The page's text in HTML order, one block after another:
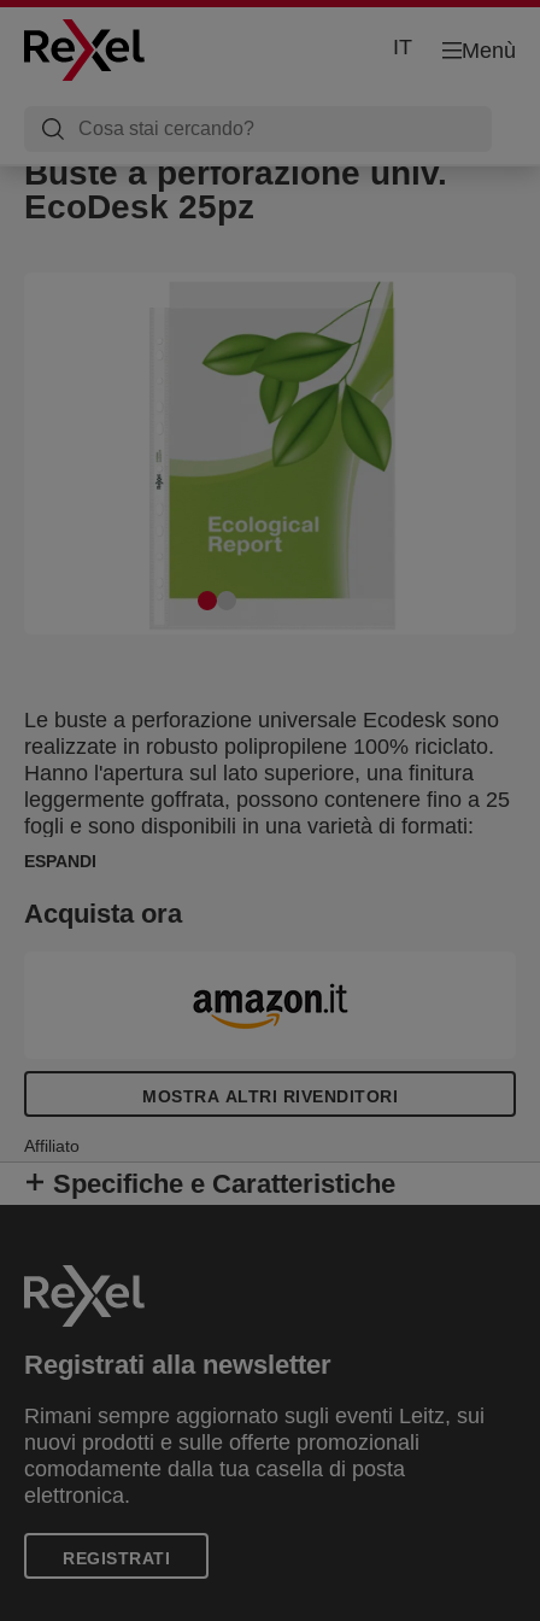
Menù
IT
Buste a perforazione univ.
EcoDesk 25pz
Le buste a perforazione universale Ecodesk sono
realizzate in robusto polipropilene 100% riciclato.
Hanno l'apertura sul lato superiore, una finitura
leggermente goffrata, possono contenere fino a 25
fogli e sono disponibili in una varietà di formati:
dall'A5 all'A3. Il lato della perforazione è rinforzato
riciclabili, sono la scelta ideale per un'archiviazione
sicura che tutela l'ambiente!
ESPANDI
Acquista ora
MOSTRA ALTRI RIVENDITORI
Affiliato
Specifiche e Caratteristiche
Registrati alla newsletter
Rimani sempre aggiornato sugli eventi Leitz, sui
nuovi prodotti e sulle offerte promozionali
comodamente dalla tua casella di posta
elettronica.
REGISTRATI